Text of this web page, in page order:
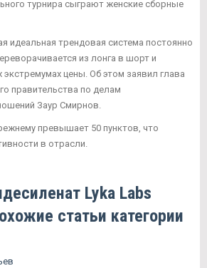
турнира сыграют женские сборные
идеальная трендовая система постоянно
из лонга в шорт и
цены. Об этом заявил глава
правительства по делам
Заур Смирнов.
превышает 50 пунктов, что
в отрасли.
Lyka Labs
статьи категории